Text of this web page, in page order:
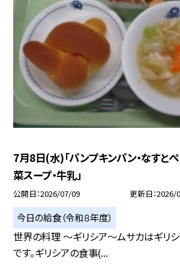
7月8日(水)「パンプキンパン・なすと
菜スープ・牛乳」
公開日 2026/07/09 更新日 2026/
今日の給食（令和８年度）
世界の料理 ～ギリシア～ムサカはギリシ
です。ギリシアの食事(...